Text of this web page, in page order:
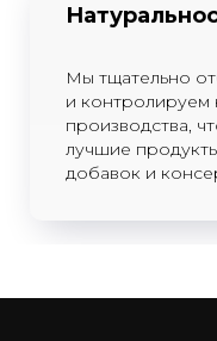
Мы тщательно
и контролируем
производства,
лучшие
добавок и